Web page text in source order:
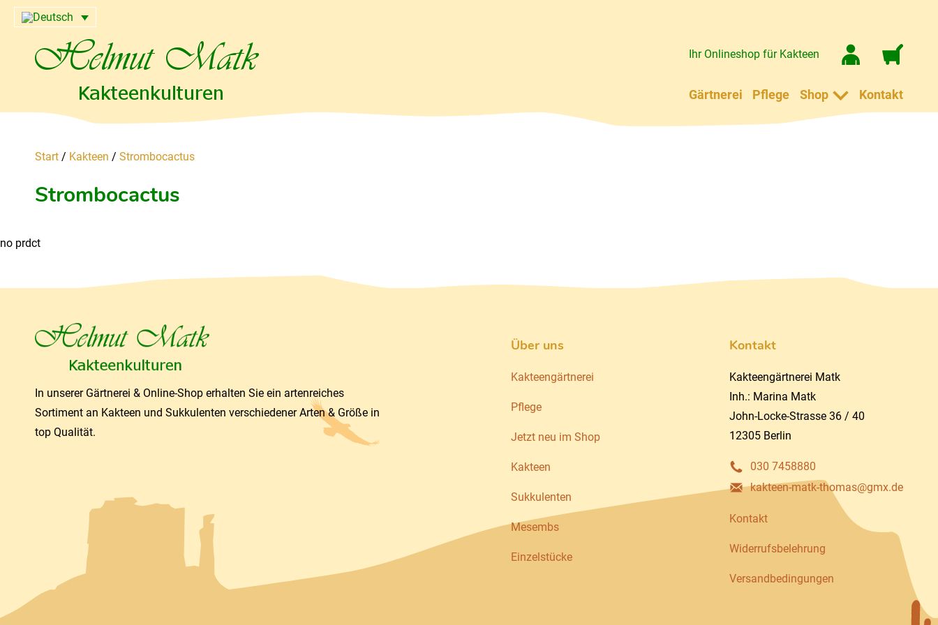
Ihr Onlineshop für Kakteen
Gärtnerei Pflege Shop Kontakt
Start / Kakteen / Strombocactus
Strombocactus
no prdct
In unserer Gärtnerei & Online-Shop erhalten Sie ein artenreiches
Sortiment an Kakteen und Sukkulenten verschiedener Arten & Größe in
top Qualität.
Über uns
Kakteengärtnerei
Pflege
Jetzt neu im Shop
Kakteen
Sukkulenten
Mesembs
Einzelstücke
Kontakt
Kakteengärtnerei Matk
Inh.: Marina Matk
John-Locke-Strasse 36 / 40
12305 Berlin
030 7458880
kakteen-matk-thomas@gmx.de
Kontakt
Widerrufsbelehrung
Versandbedingungen